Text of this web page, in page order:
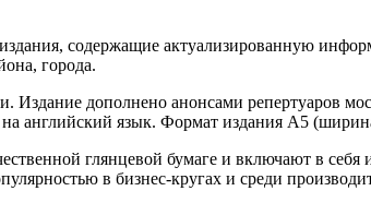
содержащие актуализированную
города.
дополнено анонсами репертуаров
английский язык. Формат издания А5
глянцевой бумаге и включают в
в бизнес-кругах и среди